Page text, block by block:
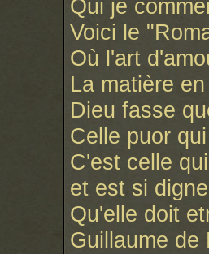
Qui je
Voici le
Où l'art
La matière
Dieu fasse
Celle puor
C'est celle
et est si
Qu'elle doit
Guillaume de